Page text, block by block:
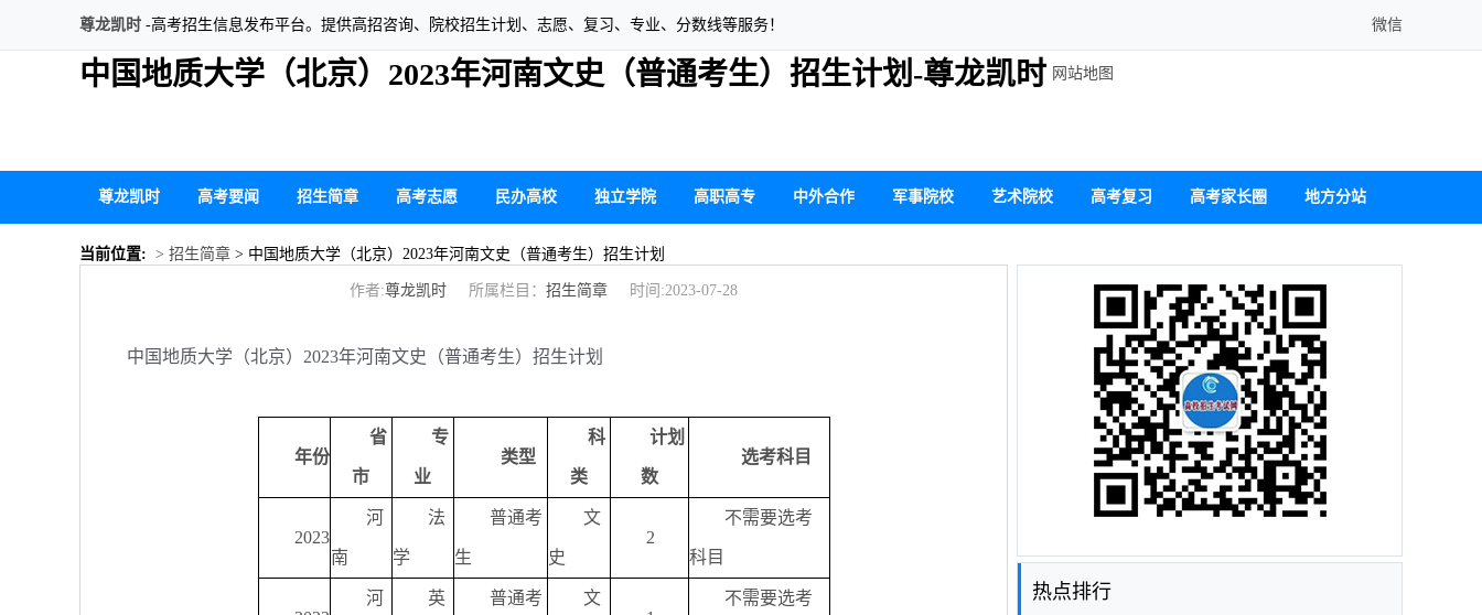
尊龙凯时 -高考招生信息发布平台。提供高招咨询、院校招生计划、志愿、复习、专业、分数线等服务！ 微信
中国地质大学（北京）2023年河南文史（普通考生）招生计划-尊龙凯时
尊龙凯时 高考要闻 招生简章 高考志愿 民办高校 独立学院 高职高专 中外合作 军事院校 艺术院校 高考复习 高考家长圈 地方分站
当前位置: > 招生简章 > 中国地质大学（北京）2023年河南文史（普通考生）招生计划
热点排行
作者:尊龙凯时 所属栏目： 招生简章 时间:2023-07-28
中国地质大学（北京）2023年河南文史（普通考生）招生计划
年份
省
市
专
业
类型
科
类
计划
数
选考科目
2023
河
南
法
学
普通考
生
文
史
2
不需要选考
科目
河 英 普通考 文 不需要选考
网站地图